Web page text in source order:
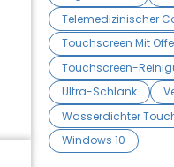
Telemedizinischer
Touchscreen Mit
Touchscreen-
Ultra-Schlank
Wasserdichter
Windows 10